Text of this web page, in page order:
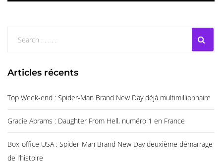
Articles récents
Top Week-end : Spider-Man Brand New Day déjà multimillionnaire
Gracie Abrams : Daughter From Hell, numéro 1 en France
Box-office USA : Spider-Man Brand New Day deuxième démarrage
de l’histoire